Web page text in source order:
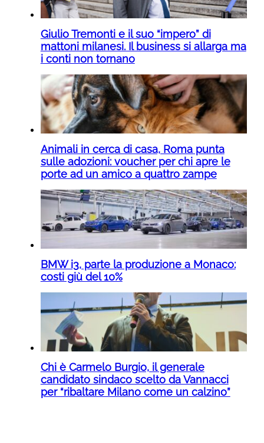
Giulio Tremonti e il suo “impero” di
mattoni milanesi. Il business si allarga ma
i conti non tornano
Animali in cerca di casa, Roma punta
sulle adozioni: voucher per chi apre le
porte ad un amico a quattro zampe
BMW i3, parte la produzione a Monaco:
costi giù del 10%
Chi è Carmelo Burgio, il generale
candidato sindaco scelto da Vannacci
per “ribaltare Milano come un calzino”